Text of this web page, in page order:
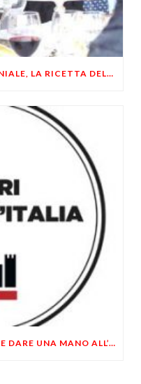
EVASORI AL ROGO E PATRIMONIALE, LA RICETTA DELLA CAMUSSO
LIBERI COMUNI, PER CHI VUOLE DARE UNA MANO ALL’AMICO RIVO CORTONESI